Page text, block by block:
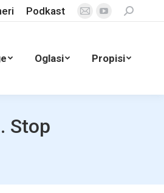
Podkast
Mail
window
YouTube
in
window
Search:
Oglasi Propisi
Stop